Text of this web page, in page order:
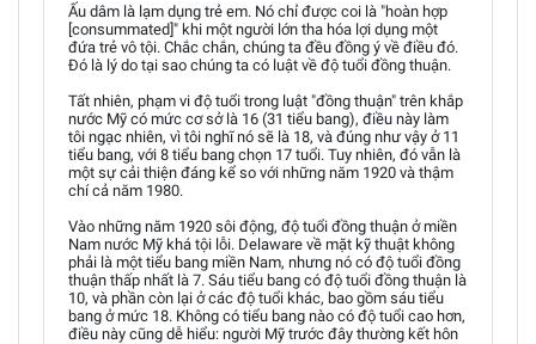
Ấu dâm là lạm dụng trẻ em. Nó chỉ được coi là "hoàn hợp
[consummated]" khi một người lớn tha hóa lợi dụng một
đứa trẻ vô tội. Chắc chắn, chúng ta đều đồng ý về điều đó.
Đó là lý do tại sao chúng ta có luật về độ tuổi đồng thuận.
Tất nhiên, phạm vi độ tuổi trong luật "đồng thuận" trên khắp
nước Mỹ có mức cơ sở là 16 (31 tiểu bang), điều này làm
tôi ngạc nhiên, vì tôi nghĩ nó sẽ là 18, và đúng như vậy ở 11
tiểu bang, với 8 tiểu bang chọn 17 tuổi. Tuy nhiên, đó vẫn là
một sự cải thiện đáng kể so với những năm 1920 và thậm
chí cả năm 1980.
Vào những năm 1920 sôi động, độ tuổi đồng thuận ở miền
Nam nước Mỹ khá tội lỗi. Delaware về mặt kỹ thuật không
phải là một tiểu bang miền Nam, nhưng nó có độ tuổi đồng
thuận thấp nhất là 7. Sáu tiểu bang có độ tuổi đồng thuận là
10, và phần còn lại ở các độ tuổi khác, bao gồm sáu tiểu
bang ở mức 18. Không có tiểu bang nào có độ tuổi cao hơn,
điều này cũng dễ hiểu: người Mỹ trước đây thường kết hôn